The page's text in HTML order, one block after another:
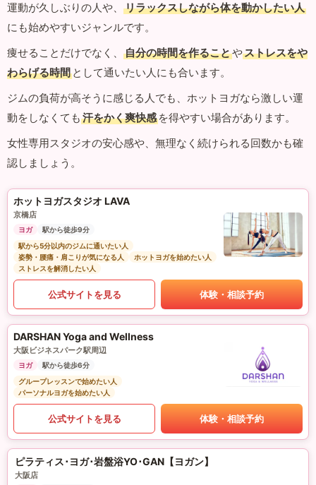
運動が久しぶりの人や、
リラックスしながら体を動かしたい人
にも始めやすいジャンルです。
痩せることだけでなく、
自分の時間を作ることやストレスをや
わらげる時間 として通いたい人にも合います。
ジムの負荷が高そうに感じる人でも、ホットヨガなら激しい運
動をしなくても 汗をかく爽快感 を得やすい場合があります。
女性専用スタジオの安心感や、無理なく続けられる回数かも確
認しましょう。
ホットヨガスタジオ LAVA
京橋店
ヨガ
駅から徒歩9分
駅から5分以内のジムに通いたい人
姿勢・腰痛・肩こりが気になる人
ホットヨガを始めたい人
ストレスを解消したい人
公式サイトを見る 体験・相談予約
DARSHAN Yoga and Wellness
大阪ビジネスパーク駅周辺
ヨガ
駅から徒歩6分
グループレッスンで始めたい人
パーソナルヨガを始めたい人
公式サイトを見る 体験・相談予約
ピラティス･ヨガ･岩盤浴YO･GAN【ヨガン】
大阪店